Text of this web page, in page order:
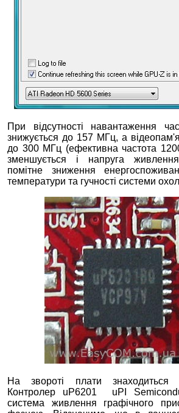
При відсутності навантаження
знижується до 157 МГц, а
до 300 МГц (ефективна частота
зменшується і напруга
помітне зниження
температури та гучності системи
На звороті плати
Контролер uP6201 uPI
система живлення графічного